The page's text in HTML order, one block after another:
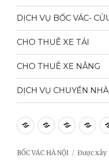
DỊCH VỤ BỐC VÁC-
CHO THUÊ XE TẢI
CHO THUÊ XE NÂNG
DỊCH VỤ CHUYỂN
TrangGiới DỊCH
BỐC XE
BỐC VÁC HÀ NỘI Được xây